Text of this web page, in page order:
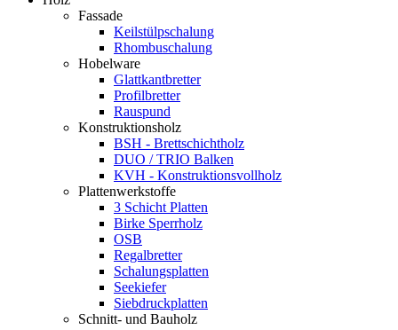
Fassade
Keilstülpschalung
Rhombuschalung
Hobelware
Glattkantbretter
Profilbretter
Rauspund
Konstruktionsholz
BSH - Brettschichtholz
DUO / TRIO Balken
KVH - Konstruktionsvollholz
Plattenwerkstoffe
3 Schicht Platten
Birke Sperrholz
OSB
Regalbretter
Schalungsplatten
Seekiefer
Siebdruckplatten
Schnitt- und Bauholz